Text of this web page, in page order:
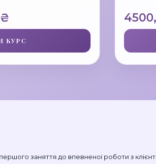
₴.
₴
ціна:
1990,00 ₴.
КУРС
заняття до впевненої роботи з